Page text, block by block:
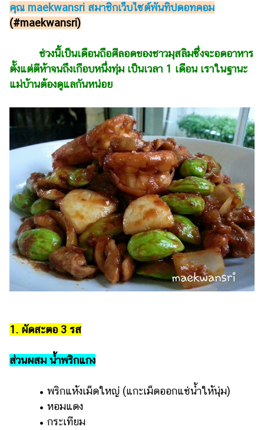
บ้าน
และ
ตกแต่ง
มือ
ถือ
ทอง
ราคา
น้ำมัน
วา
ไร
ตี้
แต่งงาน
แม่
และ
เด็ก
เลี้ยง
แอปฯ
คุณ maekwansri สมาชิกเว็บไซต์พันทิปดอทคอม
(#maekwansri)
ช่วงนี้เป็นเดือนถือศีลอดของชาวมุสลิมซึ่งจะอดอาหาร
ตั้งแต่ตีห้าจนถึงเกือบหนึ่งทุ่ม เป็นเวลา 1 เดือน เราในฐานะ
แม่บ้านต้องดูแลกันหน่อย
1. ผัดสะตอ 3 รส
ส่วนผสม น้ำพริกแกง
• พริกแห้งเม็ดใหญ่ (แกะเม็ดออกแช่น้ำให้นุ่ม)
• หอมแดง
• กระเทียม